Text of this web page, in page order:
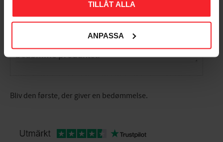
TILLÅT ALLA
ANPASSA
Bliv den første, der giver en bedømmelse.